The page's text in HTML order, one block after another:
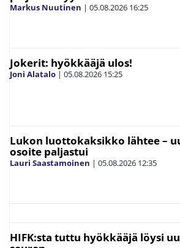
Markus Nuutinen | 05.08.2026 16:25
Jokerit: hyökkääjä ulos!
Joni Alatalo | 05.08.2026 15:25
Lukon luottokaksikko lähtee –
osoite paljastui
Lauri Saastamoinen | 05.08.2026 12:35
HIFK:sta tuttu hyökkääjä löysi